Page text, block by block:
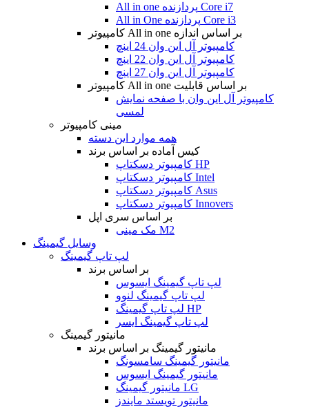
All in one پردازنده Core i7
All in One پردازنده Core i3
کامپیوتر All in one بر اساس اندازه
کامپیوتر آل این وان 24 اینچ
کامپیوتر آل این وان 22 اینچ
کامپیوتر آل این وان 27 اینچ
کامپیوتر All in one بر اساس قابلیت
کامپیوتر آل این وان با صفحه نمایش
لمسی
مینی کامپیوتر
همه موارد این دسته
کیس آماده بر اساس برند
کامپیوتر دسکتاپ HP
کامپیوتر دسکتاپ Intel
کامپیوتر دسکتاپ Asus
کامپیوتر دسکتاپ Innovers
بر اساس سری اپل
مک مینی M2
وسایل گیمینگ
لپ تاپ گیمینگ
بر اساس برند
لپ تاپ گیمینگ ایسوس
لپ تاپ گیمینگ لنوو
لپ تاپ گیمینگ HP
لپ تاپ گیمینگ ایسر
مانیتور گیمینگ
مانیتور گیمینگ بر اساس برند
مانیتور گیمینگ سامسونگ
مانیتور گیمینگ ایسوس
مانیتور گیمینگ LG
مانیتور تویستد مایندز